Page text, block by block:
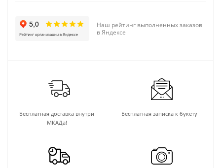
Наш рейтинг выполненных заказов
в Яндексе
Бесплатная доставка внутри
МКАДа!
Бесплатная записка к букету